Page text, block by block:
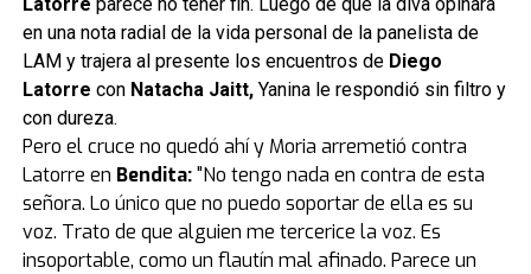
en una nota radial de la vida personal de la panelista de
LAM y trajera al presente los encuentros de Diego
Latorre con Natacha Jaitt, Yanina le respondió sin filtro y
con dureza.
Pero el cruce no quedó ahí y Moria arremetió contra
Latorre en Bendita:"No tengo nada en contra de esta
señora. Lo único que no puedo soportar de ella es su
voz. Trato de que alguien me tercerice la voz. Es
insoportable, como un flautín mal afinado. Parece un